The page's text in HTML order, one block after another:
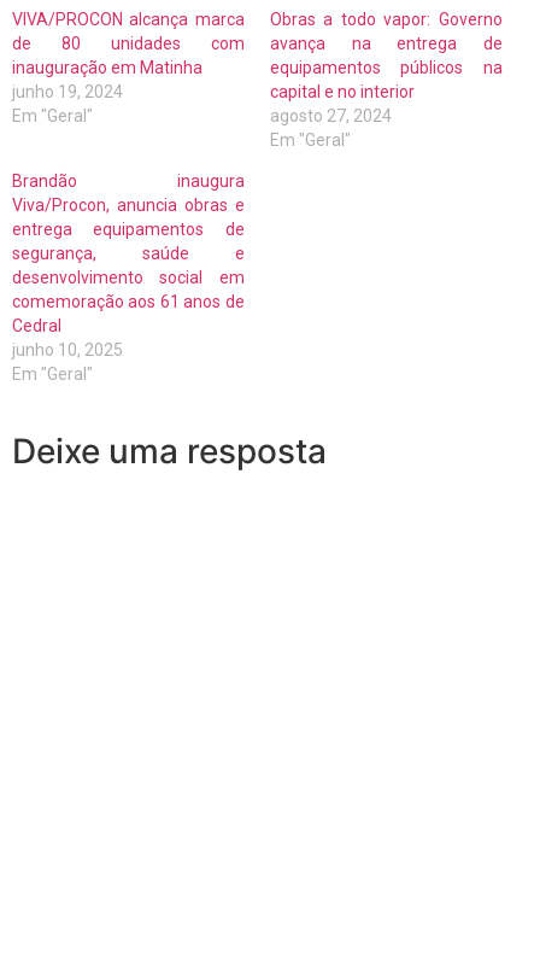
VIVA/PROCON alcança marca
de 80 unidades com
inauguração em Matinha
junho 19, 2024
Em "Geral"
Obras a todo vapor: Governo
avança na entrega de
equipamentos públicos na
capital e no interior
agosto 27, 2024
Em "Geral"
Brandão inaugura
Viva/Procon, anuncia obras e
entrega equipamentos de
segurança, saúde e
desenvolvimento social em
comemoração aos 61 anos de
Cedral
junho 10, 2025
Em "Geral"
Deixe uma resposta